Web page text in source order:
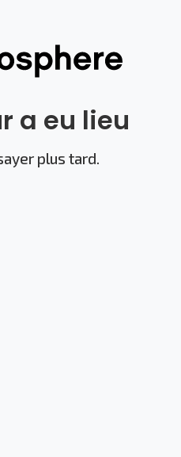
a eu lieu
plus tard.